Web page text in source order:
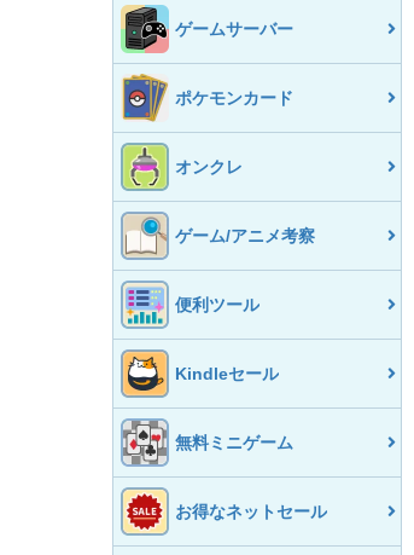
ゲームサーバー
ポケモンカード
オンクレ
ゲーム/アニメ考察
便利ツール
Kindleセール
無料ミニゲーム
お得なネットセール